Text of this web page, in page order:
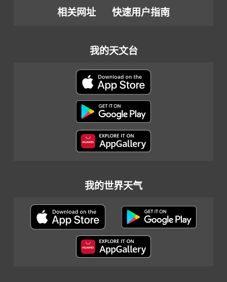
相关网址
快速用户指南
我的天文台
我的世界天气